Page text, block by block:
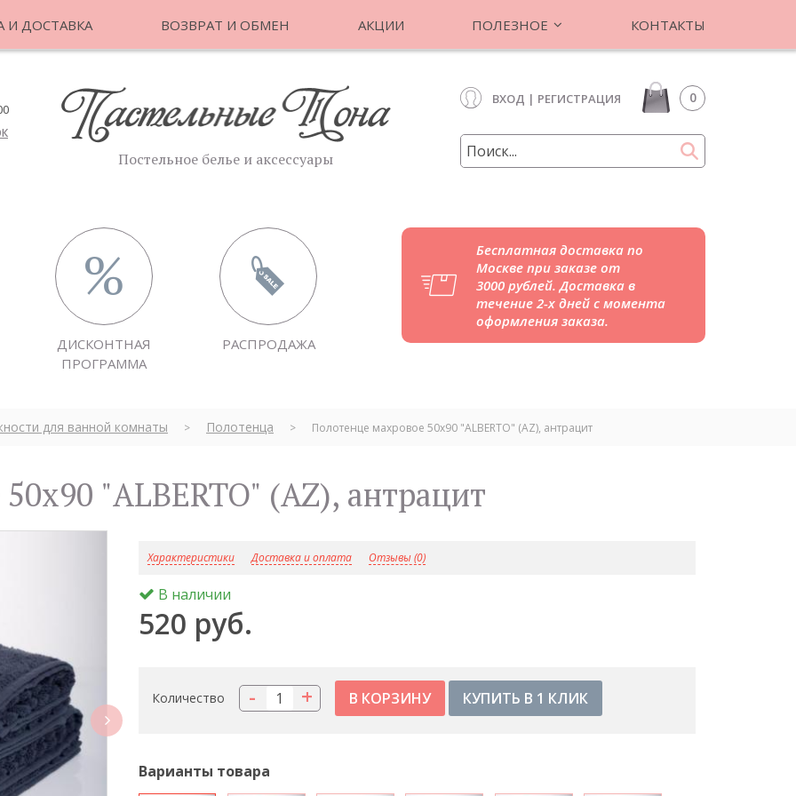
И ДОСТАВКА ВОЗВРАТ И ОБМЕН АКЦИИ ПОЛЕЗНОЕ КОНТАКТЫ
ВХОД | РЕГИСТРАЦИЯ 0
Постельное белье и аксессуары
ДИСКОНТНАЯ
ПРОГРАММА
РАСПРОДАЖА
Бесплатная доставка по
Москве при заказе от
3000 рублей. Доставка в
течение 2-х дней с момента
оформления заказа.
для ванной комнаты > Полотенца > Полотенце махровое 50х90 "ALBERTO" (AZ), антрацит
50х90 "ALBERTO" (AZ), антрацит
next
Характеристики Доставка и оплата Отзывы (0)
В наличии
520 руб.
Количество +
- КУПИТЬ В 1 КЛИК
Варианты товара